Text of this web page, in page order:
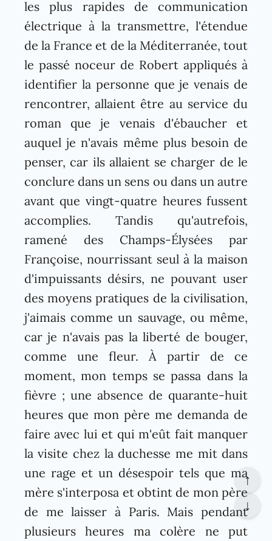
les plus rapides de communication
électrique à la transmettre, l'étendue
de la France et de la Méditerranée, tout
le passé noceur de Robert appliqués à
identifier la personne que je venais de
rencontrer, allaient être au service du
roman que je venais d'ébaucher et
auquel je n'avais même plus besoin de
penser, car ils allaient se charger de le
conclure dans un sens ou dans un autre
avant que vingt-quatre heures fussent
accomplies. Tandis qu'autrefois,
ramené des Champs-Élysées par
Françoise, nourrissant seul à la maison
d'impuissants désirs, ne pouvant user
des moyens pratiques de la civilisation,
j'aimais comme un sauvage, ou même,
car je n'avais pas la liberté de bouger,
comme une fleur. À partir de ce
moment, mon temps se passa dans la
fièvre ; une absence de quarante-huit
heures que mon père me demanda de
faire avec lui et qui m'eût fait manquer
la visite chez la duchesse me mit dans
une rage et un désespoir tels que ma
mère s'interposa et obtint de mon père
de me laisser à Paris. Mais pendant
plusieurs heures ma colère ne put
↑
↓